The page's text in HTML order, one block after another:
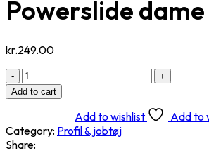
Powerslide dame
kr.249.00
Powerslide
dame
quantity
Add to cart
Add to wishlist
Add to
Category: Profil & jobtøj
Share: